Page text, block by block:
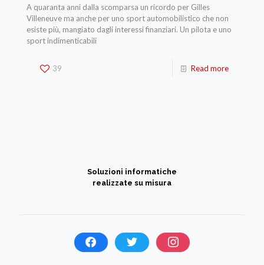
A quaranta anni dalla scomparsa un ricordo per Gilles
Villeneuve ma anche per uno sport automobilistico che non
esiste più, mangiato dagli interessi finanziari. Un pilota e uno
sport indimenticabili
39 Read more
Soluzioni informatiche
realizzate su misura